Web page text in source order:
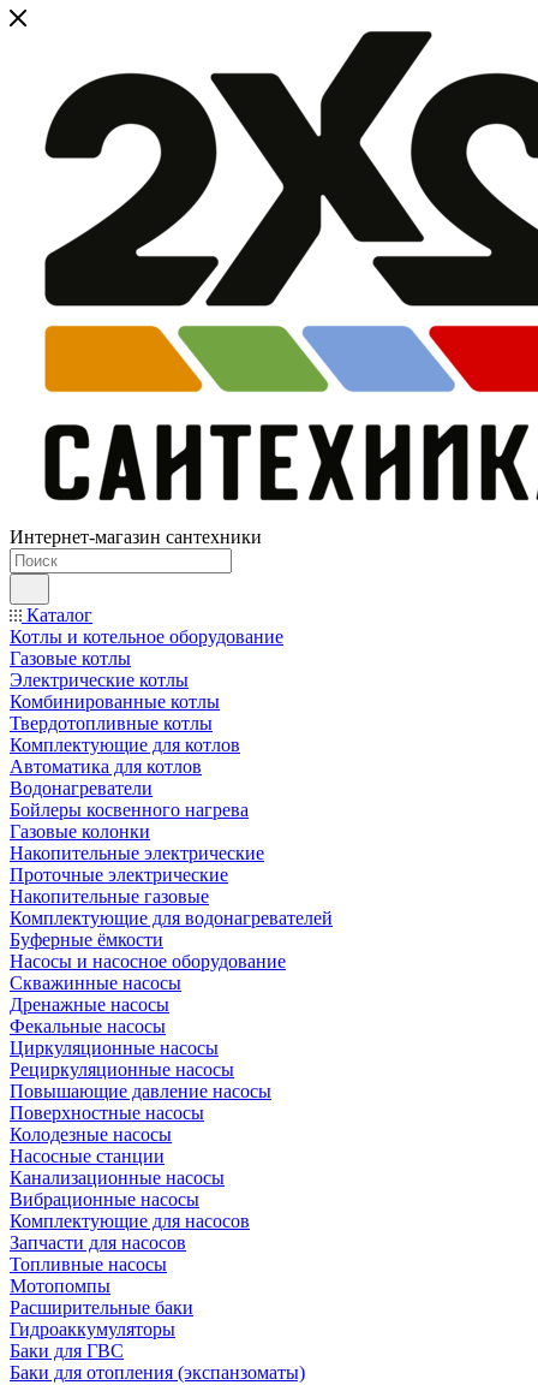
Интернет-магазин сантехники
Каталог
Котлы и котельное оборудование
Газовые котлы
Электрические котлы
Комбинированные котлы
Твердотопливные котлы
Комплектующие для котлов
Автоматика для котлов
Водонагреватели
Бойлеры косвенного нагрева
Газовые колонки
Накопительные электрические
Проточные электрические
Накопительные газовые
Комплектующие для водонагревателей
Буферные ёмкости
Насосы и насосное оборудование
Скважинные насосы
Дренажные насосы
Фекальные насосы
Циркуляционные насосы
Рециркуляционные насосы
Повышающие давление насосы
Поверхностные насосы
Колодезные насосы
Насосные станции
Канализационные насосы
Вибрационные насосы
Комплектующие для насосов
Запчасти для насосов
Топливные насосы
Мотопомпы
Расширительные баки
Гидроаккумуляторы
Баки для ГВС
Баки для отопления (экспанзоматы)